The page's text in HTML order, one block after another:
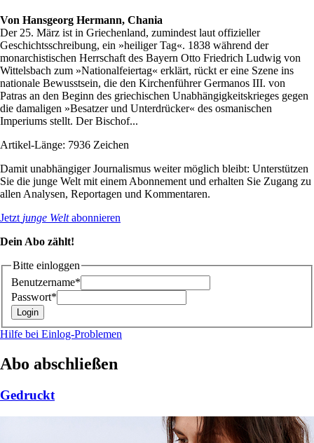
Von Hansgeorg Hermann, Chania
Der 25. März ist in Griechenland, zumindest laut offizieller
Geschichtsschreibung, ein »heiliger Tag«. 1838 während der
monarchistischen Herrschaft des Bayern Otto Friedrich Ludwig von
Wittelsbach zum »Nationalfeiertag« erklärt, rückt er eine Szene ins
nationale Bewusstsein, die den Kirchenführer Germanos III. von
Patras an den Beginn des griechischen Unabhängigkeitskrieges gegen
die damaligen »Besatzer und Unterdrücker« des osmanischen
Imperiums stellt. Der Bischof...
Artikel-Länge: 7936 Zeichen
Damit unabhängiger Journalismus weiter möglich bleibt: Unterstützen
Sie die junge Welt mit einem Abonnement und erhalten Sie Zugang zu
allen Analysen, Reportagen und Kommentaren.
Jetzt junge Weltabonnieren
Dein Abo zählt!
Bitte einloggen
Benutzername*
Passwort*
Hilfe bei Einlog-Problemen
Abo abschließen
Gedruckt